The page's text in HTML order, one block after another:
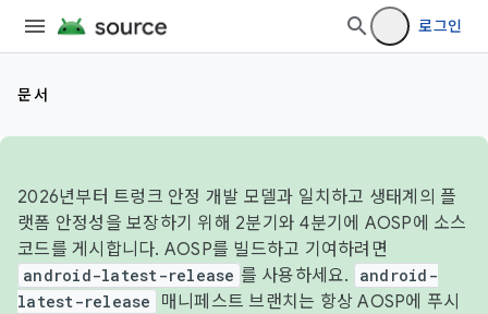
로그인
문서
2026년부터 트렁크 안정 개발 모델과 일치하고 생태계의 플
랫폼 안정성을 보장하기 위해 2분기와 4분기에 AOSP에 소스
코드를 게시합니다. AOSP를 빌드하고 기여하려면
android-latest-release 를 사용하세요.
android-
latest-release
매니페스트 브랜치는 항상 AOSP에 푸시